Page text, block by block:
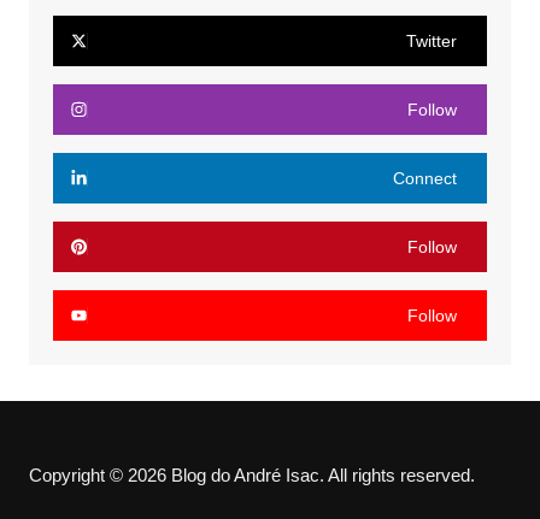
Twitter
Follow
Connect
Follow
Follow
Copyright © 2026 Blog do André Isac. All rights reserved.